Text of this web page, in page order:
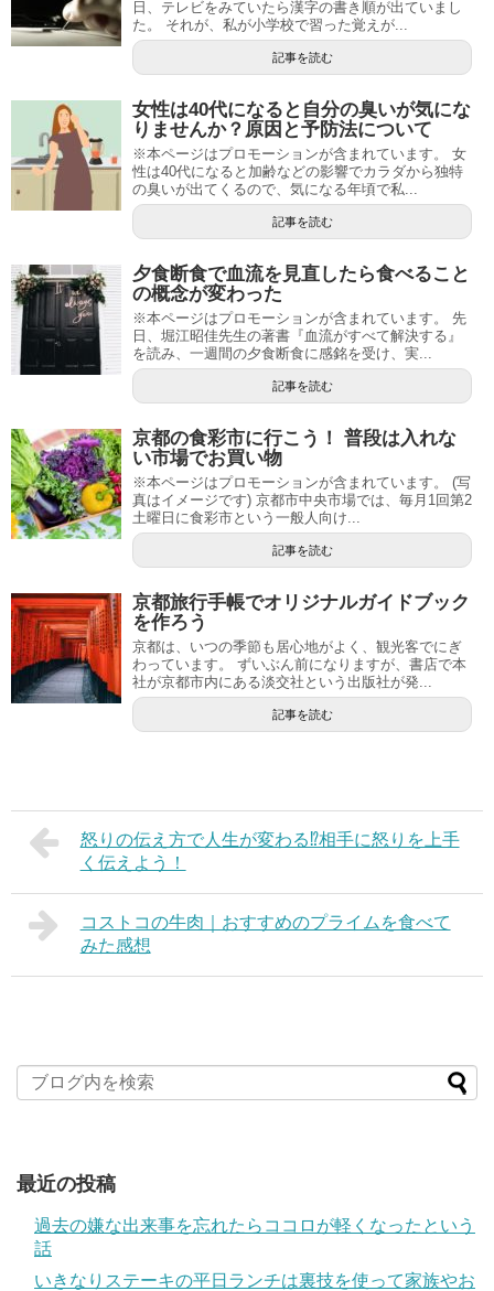
日、テレビをみていたら漢字の書き順が出ていまし
た。 それが、私が小学校で習った覚えが...
記事を読む
女性は40代になると自分の臭いが気にな
りませんか？原因と予防法について
※本ページはプロモーションが含まれています。 女
性は40代になると加齢などの影響でカラダから独特
の臭いが出てくるので、気になる年頃で私...
記事を読む
夕食断食で血流を見直したら食べること
の概念が変わった
※本ページはプロモーションが含まれています。 先
日、堀江昭佳先生の著書『血流がすべて解決する』
を読み、一週間の夕食断食に感銘を受け、実...
記事を読む
京都の食彩市に行こう！ 普段は入れな
い市場でお買い物
※本ページはプロモーションが含まれています。 (写
真はイメージです) 京都市中央市場では、毎月1回第2
土曜日に食彩市という一般人向け...
記事を読む
京都旅行手帳でオリジナルガイドブック
を作ろう
京都は、いつの季節も居心地がよく、観光客でにぎ
わっています。 ずいぶん前になりますが、書店で本
社が京都市内にある淡交社という出版社が発...
記事を読む
怒りの伝え方で人生が変わる⁉相手に怒りを上手
く伝えよう！
コストコの牛肉｜おすすめのプライムを食べて
みた感想
最近の投稿
過去の嫌な出来事を忘れたらココロが軽くなったという
話
いきなりステーキの平日ランチは裏技を使って家族やお